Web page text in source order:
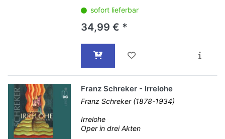
sofort lieferbar
34,99 € *
Franz Schreker - Irrelohe
Franz Schreker (1878-1934)
Irrelohe
Oper in drei Akten